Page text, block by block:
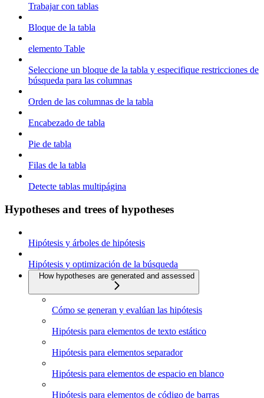
Trabajar con tablas
Bloque de la tabla
elemento Table
Seleccione un bloque de la tabla y especifique restricciones de
búsqueda para las columnas
Orden de las columnas de la tabla
Encabezado de tabla
Pie de tabla
Filas de la tabla
Detecte tablas multipágina
Hypotheses and trees of hypotheses
Hipótesis y árboles de hipótesis
Hipótesis y optimización de la búsqueda
How hypotheses are generated and assessed
Cómo se generan y evalúan las hipótesis
Hipótesis para elementos de texto estático
Hipótesis para elementos separador
Hipótesis para elementos de espacio en blanco
Hipótesis para elementos de código de barras